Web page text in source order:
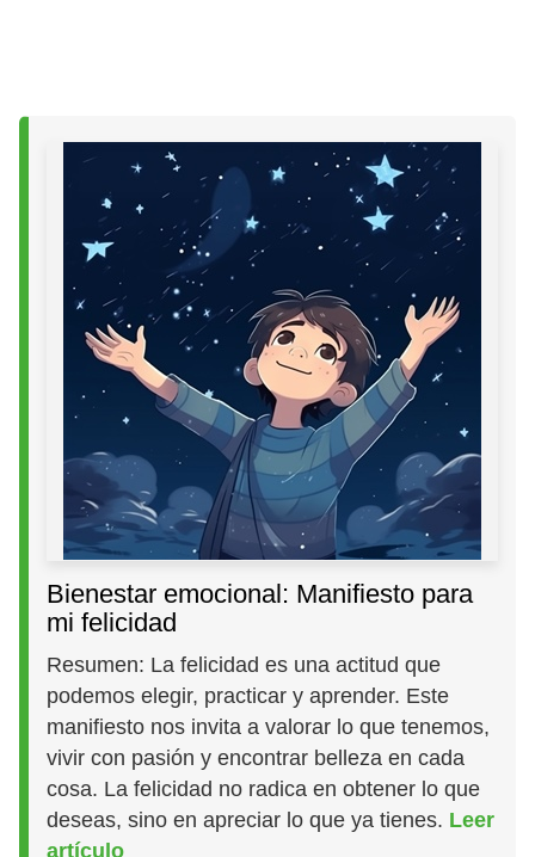
Bienestar emocional: Manifiesto para
mi felicidad
Resumen: La felicidad es una actitud que
podemos elegir, practicar y aprender. Este
manifiesto nos invita a valorar lo que tenemos,
vivir con pasión y encontrar belleza en cada
cosa. La felicidad no radica en obtener lo que
deseas, sino en apreciar lo que ya tienes. Leer
artículo